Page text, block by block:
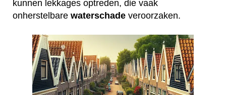
kunnen lekkages optreden, die vaak
onherstelbare waterschade veroorzaken.